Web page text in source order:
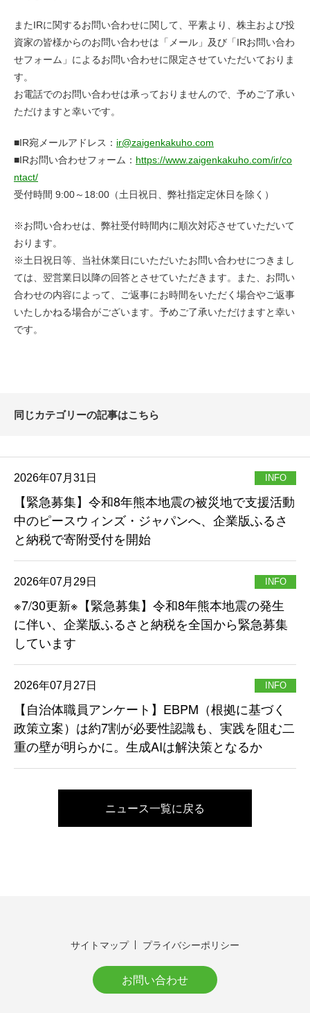
またIRに関するお問い合わせに関して、平素より、株主および投
資家の皆様からのお問い合わせは「メール」及び「IRお問い合わ
せフォーム」によるお問い合わせに限定させていただいておりま
す。
お電話でのお問い合わせは承っておりませんので、予めご了承い
ただけますと幸いです。
■IR宛メールアドレス： ir@zaigenkakuho.com
■IRお問い合わせフォーム： https://www.zaigenkakuho.com/ir/co
ntact/
受付時間 9:00～18:00（土日祝日、弊社指定定休日を除く）
※お問い合わせは、弊社受付時間内に順次対応させていただいて
おります。
※土日祝日等、当社休業日にいただいたお問い合わせにつきまし
ては、翌営業日以降の回答とさせていただきます。また、お問い
合わせの内容によって、ご返事にお時間をいただく場合やご返事
いたしかねる場合がございます。予めご了承いただけますと幸い
です。
同じカテゴリーの記事はこちら
2026年07月31日 INFO
【緊急募集】令和8年熊本地震の被災地で支援活動
中のピースウィンズ・ジャパンへ、企業版ふるさ
と納税で寄附受付を開始
2026年07月29日 INFO
※7/30更新※【緊急募集】令和8年熊本地震の発生
に伴い、企業版ふるさと納税を全国から緊急募集
しています
2026年07月27日 INFO
【自治体職員アンケート】EBPM（根拠に基づく
政策立案）は約7割が必要性認識も、実践を阻む二
重の壁が明らかに。生成AIは解決策となるか
ニュース一覧に戻る
サイトマップ プライバシーポリシー
お問い合わせ